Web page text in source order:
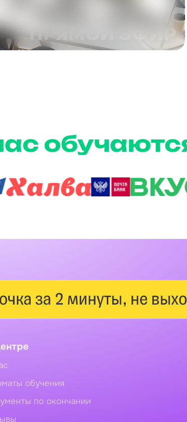
обучения
по окончании